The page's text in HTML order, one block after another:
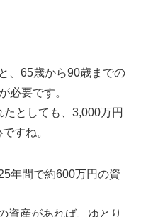
、65歳から90歳までの
必要です。
としても、3,000万円
すね。
年間で約600万円の資
資産があれば、ゆとり